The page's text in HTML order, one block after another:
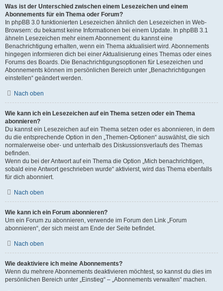
Was ist der Unterschied zwischen einem Lesezeichen und einem
Abonnements für ein Thema oder Forum?
In phpBB 3.0 funktionierten Lesezeichen ähnlich den Lesezeichen in Web-
Browsern: du bekamst keine Informationen bei einem Update. In phpBB 3.1
ähneln Lesezeichen mehr einem Abonnement: du kannst eine
Benachrichtigung erhalten, wenn ein Thema aktualisiert wird. Abonnements
hingegen informieren dich bei einer Aktualisierung eines Themas oder eines
Forums des Boards. Die Benachrichtigungsoptionen für Lesezeichen und
Abonnements können im persönlichen Bereich unter „Benachrichtigungen
einstellen“ geändert werden.
Nach oben
Wie kann ich ein Lesezeichen auf ein Thema setzen oder ein Thema
abonnieren?
Du kannst ein Lesezeichen auf ein Thema setzen oder es abonnieren, in dem
du die entsprechende Option in den „Themen-Optionen“ auswählst, die sich
normalerweise ober- und unterhalb des Diskussionsverlaufs des Themas
befinden.
Wenn du bei der Antwort auf ein Thema die Option „Mich benachrichtigen,
sobald eine Antwort geschrieben wurde“ aktivierst, wird das Thema ebenfalls
für dich abonniert.
Nach oben
Wie kann ich ein Forum abonnieren?
Um ein Forum zu abonnieren, verwende im Forum den Link „Forum
abonnieren“, der sich meist am Ende der Seite befindet.
Nach oben
Wie deaktiviere ich meine Abonnements?
Wenn du mehrere Abonnements deaktivieren möchtest, so kannst du dies im
persönlichen Bereich unter „Einstieg“ – „Abonnements verwalten“ machen.